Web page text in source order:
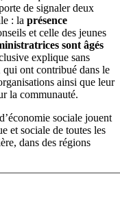
de signaler deux
: la présence
et celle des jeunes
sont âgés
explique sans
ont contribué dans le
ainsi que leur
la communauté.
sociale jouent
et sociale de toutes les
dans des régions